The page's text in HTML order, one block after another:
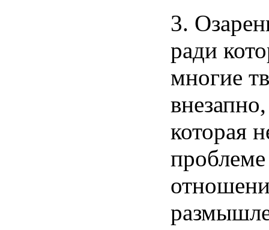
3.
ради
многие
внезапно
которая
проблеме